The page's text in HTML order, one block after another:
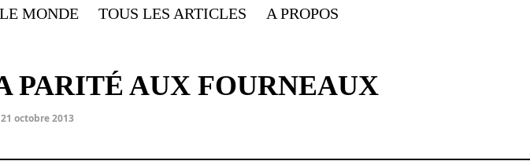
MONDE TOUS LES ARTICLES A PROPOS
PARITÉ AUX FOURNEAUX
octobre 2013